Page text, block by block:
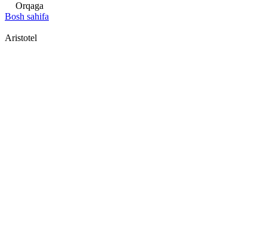
Orqaga
Bosh sahifa
Aristotel